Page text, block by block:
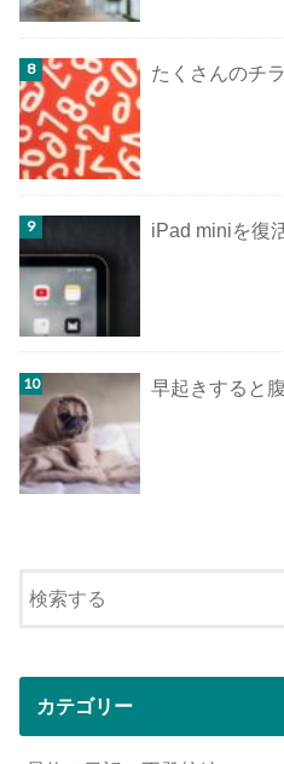
たくさんのチ
iPad miniを復
早起きすると
カテゴリー